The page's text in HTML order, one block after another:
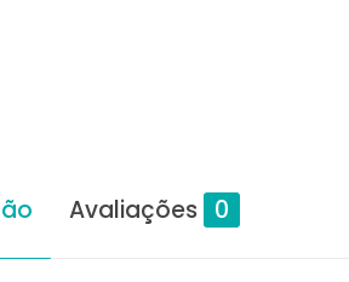
Avaliações 0